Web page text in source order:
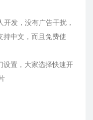
开发，没有广告干扰，
持中文，而且免费使
设置，大家选择快速开